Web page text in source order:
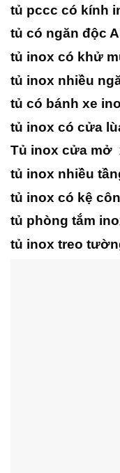
tủ pccc có kính
tủ có ngăn độc
tủ inox có khử
tủ inox nhiều
tủ có bánh xe
tủ inox có cửa
Tủ inox cửa mở
tủ inox nhiều
tủ inox có kệ
tủ phòng tắm
tủ inox treo